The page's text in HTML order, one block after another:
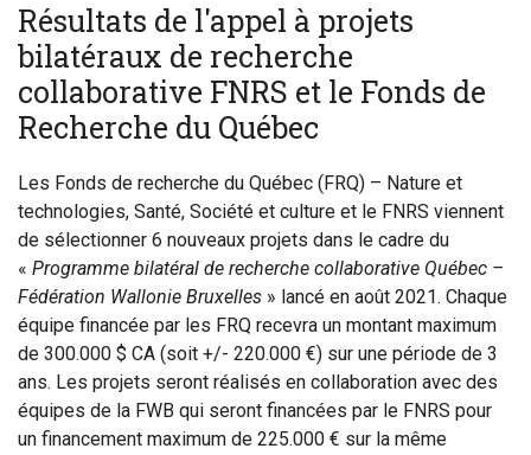
Résultats de l'appel à projets
bilatéraux de recherche
collaborative FNRS et le Fonds de
Recherche du Québec
Les Fonds de recherche du Québec (FRQ) – Nature et
technologies, Santé, Société et culture et le FNRS viennent
de sélectionner 6 nouveaux projets dans le cadre du
« Programme bilatéral de recherche collaborative Québec –
Fédération Wallonie Bruxelles » lancé en août 2021. Chaque
équipe financée par les FRQ recevra un montant maximum
de 300.000 $ CA (soit +/- 220.000 €) sur une période de 3
ans. Les projets seront réalisés en collaboration avec des
équipes de la FWB qui seront financées par le FNRS pour
un financement maximum de 225.000 € sur la même